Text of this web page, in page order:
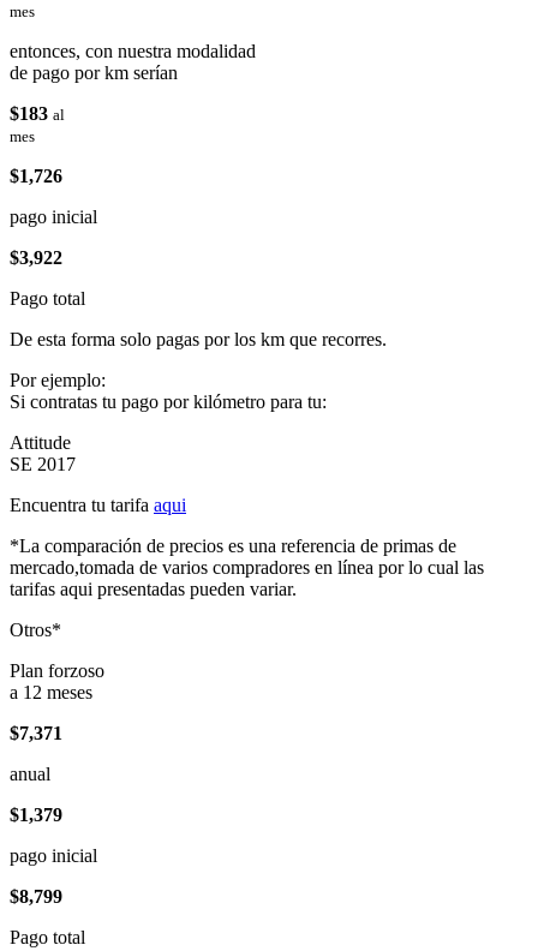
mes
entonces, con nuestra modalidad
de pago por km serían
$183 al
mes
$1,726
pago inicial
$3,922
Pago total
De esta forma solo pagas por los km que recorres.
Por ejemplo:
Si contratas tu pago por kilómetro para tu:
Attitude
SE 2017
Encuentra tu tarifa aqui
*La comparación de precios es una referencia de primas de
mercado,tomada de varios compradores en línea por lo cual las
tarifas aqui presentadas pueden variar.
Otros*
Plan forzoso
a 12 meses
$7,371
anual
$1,379
pago inicial
$8,799
Pago total